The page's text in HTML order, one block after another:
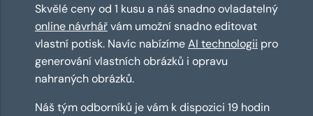
Skvělé ceny od 1 kusu a náš snadno ovladatelný
online návrhářvám umožní snadno editovat
vlastní potisk. Navíc nabízímeAI technologii pro
generování vlastních obrázků i opravu
nahraných obrázků.
Náš tým odborníků je vám k dispozici 19 hodin